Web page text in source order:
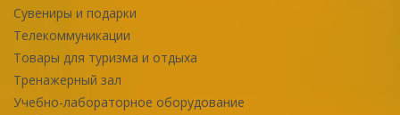
Сувениры и подарки
Телекоммуникации
Товары для туризма и отдыха
Тренажерный зал
Учебно-лабораторное оборудование